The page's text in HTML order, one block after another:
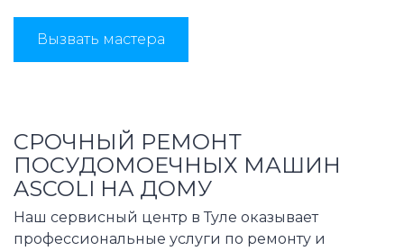
Вызвать мастера
СРОЧНЫЙ РЕМОНТ
ПОСУДОМОЕЧНЫХ МАШИН
ASCOLI НА ДОМУ
Наш сервисный центр в Туле оказывает
профессиональные услуги по ремонту и